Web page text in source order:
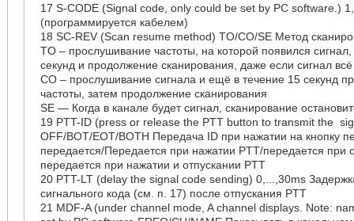
17 S-CODE (Signal code, only could be set by PC software.)
(программируется кабелем)
18 SC-REV (Scan resume method) TO/CO/SE Метод
TO – прослушивание частоты, на которой появился сигнал,
секунд и продолжение сканирования, даже если сигнал
CO – прослушивание сигнала и ещё в течение 15 секунд
частоты, затем продолжение сканирования
SE — Когда в канале будет сигнал, сканирование
19 PTT-ID (press or release the PTT button to transmit the
OFF/BOT/EOT/BOTH Передача ID при нажатии на кнопку
передается/Передается при нажатии PTT/передается при
передается при нажатии и отпускании PTT
20 PTT-LT (delay the signal code sending) 0,...,30ms
сигнального кода (см. п. 17) после отпускания PTT
21 MDF-A (under channel mode, A channel displays. Note: